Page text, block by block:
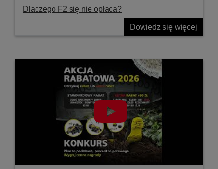
Dlaczego F2 się nie opłaca?
Dowiedz się więcej